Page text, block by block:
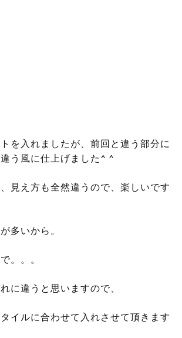
を入れましたが、前回と違う部分に
う風に仕上げました ^ ^
見え方も全然違うので、楽しいです
多いから。
。。。
に違うと思いますので、
イルに合わせて入れさせて頂きます